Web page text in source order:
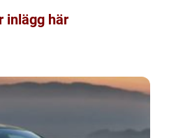
inlägg här